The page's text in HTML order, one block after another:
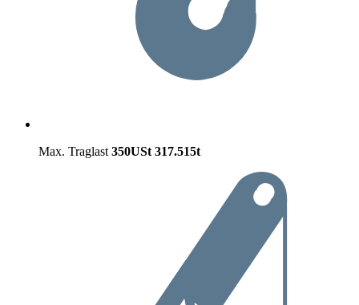
Max. Traglast 350USt 317.515t